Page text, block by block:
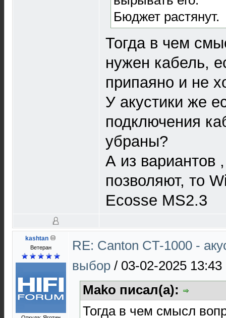
Бюджет растянут.
Тогда в чем
нужен кабель,
припаяно и не
У акустики же
подключения
убраны?
А из вариантов
позволяют, то
Ecosse MS2.3
kashtan
Ветеран
RE: Canton CT-1000 -
выбор / 03-02-2025 13:43
Mako писал(а):
Тогда в чем смысл